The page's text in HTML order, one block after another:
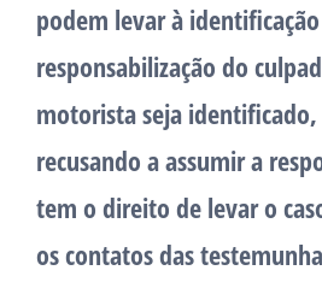
podem levar à
responsabilização do
motorista seja
recusando a assumir a
tem o direito de levar o
os contatos das